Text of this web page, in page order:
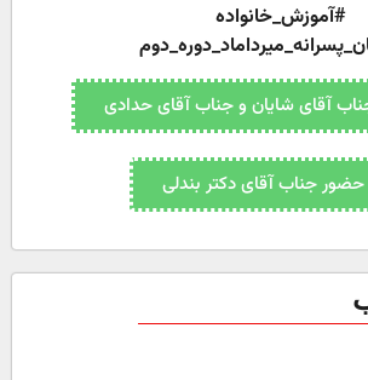
#آموزش_خانواده
آقای شایان و جناب آقای حدادی
حضور جناب آقای دکتر بندلی